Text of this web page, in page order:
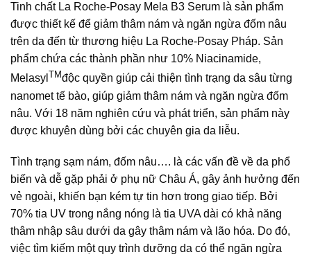
Tinh chất La Roche-Posay Mela B3 Serum là sản phẩm
được thiết kế để giảm thâm nám và ngăn ngừa đốm nâu
trên da đến từ thương hiệu La Roche-Posay Pháp. Sản
phẩm chứa các thành phần như 10% Niacinamide,
Melasyl TMđộc quyền giúp cải thiện tình trạng da sâu từng
nanomet tế bào, giúp giảm thâm nám và ngăn ngừa đốm
nâu. Với 18 năm nghiên cứu và phát triển, sản phẩm này
được khuyên dùng bởi các chuyên gia da liễu.
Tình trạng sạm nám, đốm nâu…. là các vấn đề về da phổ
biến và dễ gặp phải ở phụ nữ Châu Á, gây ảnh hưởng đến
vẻ ngoài, khiến bạn kém tự tin hơn trong giao tiếp. Bởi
70% tia UV trong nắng nóng là tia UVA dài có khả năng
thâm nhập sâu dưới da gây thâm nám và lão hóa. Do đó,
việc tìm kiếm một quy trình dưỡng da có thể ngăn ngừa